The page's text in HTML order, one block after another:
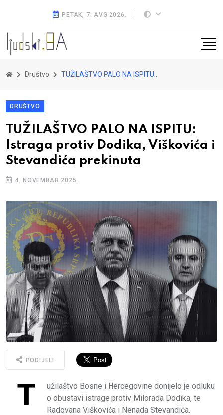
PETAK, 7. AVG 2026.
Društvo TUŽILAŠTVO PALO NA ISPITU: Istraga protiv Dodika, Viškovića i Stevandića prekinuta
DRUŠTVO
TUŽILAŠTVO PALO NA ISPITU:
Istraga protiv Dodika, Viškovića i
Stevandića prekinuta
4. NOVEMBAR 2025.
PODIJELI
T
užilaštvo Bosne i Hercegovine donijelo je odluku
o obustavi istrage protiv Milorada Dodika, te
Radovana Viškovića i Nenada Stevandića.